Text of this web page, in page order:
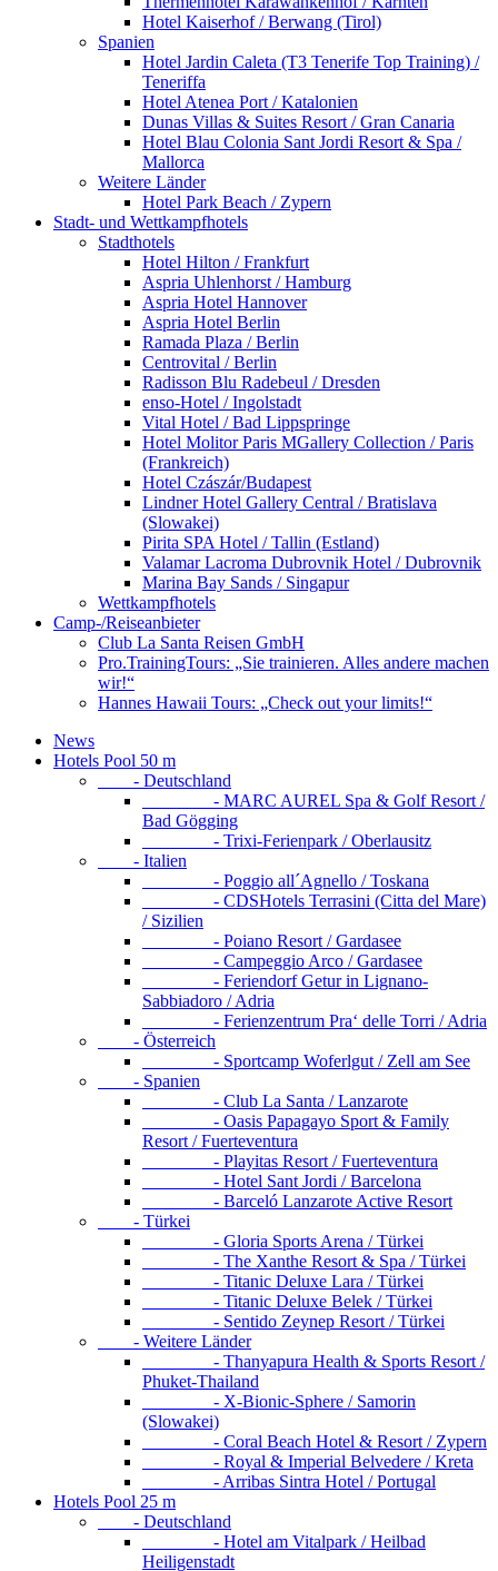
Hotel Kaiserhof / Berwang (Tirol)
Spanien
Hotel Jardin Caleta (T3 Tenerife Top Training) /
Teneriffa
Hotel Atenea Port / Katalonien
Dunas Villas & Suites Resort / Gran Canaria
Hotel Blau Colonia Sant Jordi Resort & Spa /
Mallorca
Weitere Länder
Hotel Park Beach / Zypern
Stadt- und Wettkampfhotels
Stadthotels
Hotel Hilton / Frankfurt
Aspria Uhlenhorst / Hamburg
Aspria Hotel Hannover
Aspria Hotel Berlin
Ramada Plaza / Berlin
Centrovital / Berlin
Radisson Blu Radebeul / Dresden
enso-Hotel / Ingolstadt
Vital Hotel / Bad Lippspringe
Hotel Molitor Paris MGallery Collection / Paris
(Frankreich)
Hotel Czászár/Budapest
Lindner Hotel Gallery Central / Bratislava
(Slowakei)
Pirita SPA Hotel / Tallin (Estland)
Valamar Lacroma Dubrovnik Hotel / Dubrovnik
Marina Bay Sands / Singapur
Wettkampfhotels
Camp-/Reiseanbieter
Club La Santa Reisen GmbH
Pro.TrainingTours: „Sie trainieren. Alles andere machen
wir!“
Hannes Hawaii Tours: „Check out your limits!“
News
Hotels Pool 50 m
- Deutschland
- MARC AUREL Spa & Golf Resort /
Bad Gögging
- Trixi-Ferienpark / Oberlausitz
- Italien
- Poggio all´Agnello / Toskana
- CDSHotels Terrasini (Citta del Mare)
/ Sizilien
- Poiano Resort / Gardasee
- Campeggio Arco / Gardasee
- Feriendorf Getur in Lignano-
Sabbiadoro / Adria
- Ferienzentrum Pra‘ delle Torri / Adria
- Österreich
- Sportcamp Woferlgut / Zell am See
- Spanien
- Club La Santa / Lanzarote
- Oasis Papagayo Sport & Family
Resort / Fuerteventura
- Playitas Resort / Fuerteventura
- Hotel Sant Jordi / Barcelona
- Barceló Lanzarote Active Resort
- Türkei
- Gloria Sports Arena / Türkei
- The Xanthe Resort & Spa / Türkei
- Titanic Deluxe Lara / Türkei
- Titanic Deluxe Belek / Türkei
- Sentido Zeynep Resort / Türkei
- Weitere Länder
- Thanyapura Health & Sports Resort /
Phuket-Thailand
- X-Bionic-Sphere / Samorin
(Slowakei)
- Coral Beach Hotel & Resort / Zypern
- Royal & Imperial Belvedere / Kreta
- Arribas Sintra Hotel / Portugal
Hotels Pool 25 m
- Deutschland
- Hotel am Vitalpark / Heilbad
Heiligenstadt